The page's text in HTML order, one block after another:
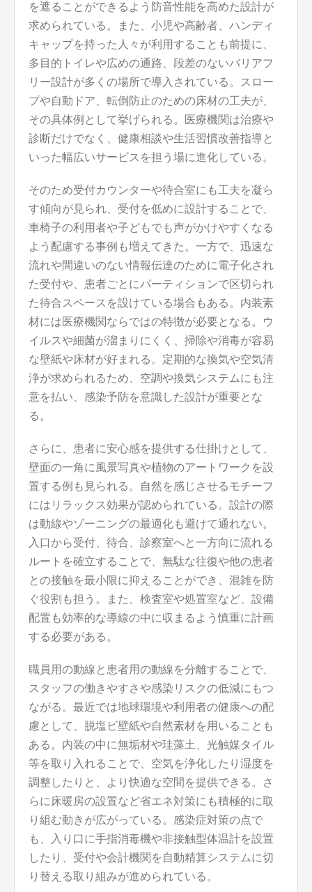
を遮ることができるよう防音性能を高めた設計が
求められている。また、小児や高齢者、ハンディ
キャップを持った人々が利用することも前提に、
多目的トイレや広めの通路、段差のないバリアフ
リー設計が多くの場所で導入されている。スロー
プや自動ドア、転倒防止のための床材の工夫が、
その具体例として挙げられる。医療機関は治療や
診断だけでなく、健康相談や生活習慣改善指導と
いった幅広いサービスを担う場に進化している。
そのため受付カウンターや待合室にも工夫を凝ら
す傾向が見られ、受付を低めに設計することで、
車椅子の利用者や子どもでも声がかけやすくなる
よう配慮する事例も増えてきた。一方で、迅速な
流れや間違いのない情報伝達のために電子化され
た受付や、患者ごとにパーティションで区切られ
た待合スペースを設けている場合もある。内装素
材には医療機関ならではの特徴が必要となる。ウ
イルスや細菌が溜まりにくく、掃除や消毒が容易
な壁紙や床材が好まれる。定期的な換気や空気清
浄が求められるため、空調や換気システムにも注
意を払い、感染予防を意識した設計が重要とな
る。
さらに、患者に安心感を提供する仕掛けとして、
壁面の一角に風景写真や植物のアートワークを設
置する例も見られる。自然を感じさせるモチーフ
にはリラックス効果が認められている。設計の際
は動線やゾーニングの最適化も避けて通れない。
入口から受付、待合、診察室へと一方向に流れる
ルートを確立することで、無駄な往復や他の患者
との接触を最小限に抑えることができ、混雑を防
ぐ役割も担う。また、検査室や処置室など、設備
配置も効率的な導線の中に収まるよう慎重に計画
する必要がある。
職員用の動線と患者用の動線を分離することで、
スタッフの働きやすさや感染リスクの低減にもつ
ながる。最近では地球環境や利用者の健康への配
慮として、脱塩ビ壁紙や自然素材を用いることも
ある。内装の中に無垢材や珪藻土、光触媒タイル
等を取り入れることで、空気を浄化したり湿度を
調整したりと、より快適な空間を提供できる。さ
らに床暖房の設置など省エネ対策にも積極的に取
り組む動きが広がっている。感染症対策の点で
も、入り口に手指消毒機や非接触型体温計を設置
したり、受付や会計機関を自動精算システムに切
り替える取り組みが進められている。